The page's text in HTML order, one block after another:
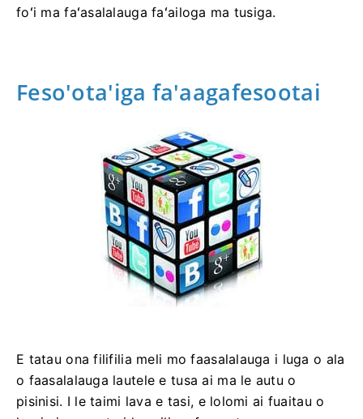
foʻi ma faʻasalalauga faʻailoga ma tusiga.
Feso'ota'iga fa'aagafesootai
E tatau ona filifilia meli mo faasalalauga i luga o ala
o faasalalauga lautele e tusa ai ma le autu o
pisinisi. I le taimi lava e tasi, e lolomi ai fuaitau o